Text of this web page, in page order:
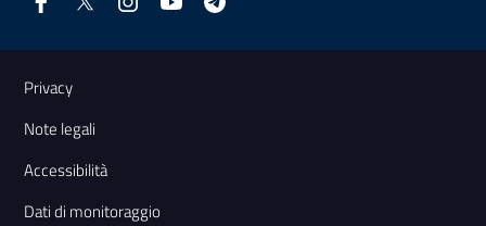
Link e informazioni utili
Privacy
Note legali
Accessibilità
Dati di monitoraggio